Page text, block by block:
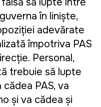
în linişte,
adevărate
împotriva PAS
Personal,
trebuie să lupte
PAS, va
şi va cădea şi